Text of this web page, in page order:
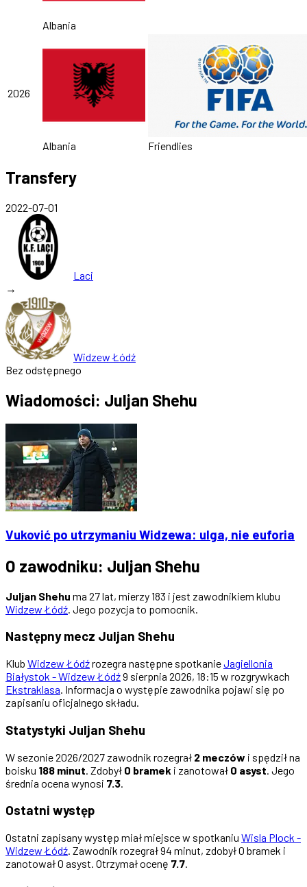
Albania
2026
Albania Friendlies
Transfery
2022-07-01
Laci
→
Widzew Łódź
Bez odstępnego
Wiadomości: Juljan Shehu
Vuković po utrzymaniu Widzewa: ulga, nie euforia
O zawodniku: Juljan Shehu
Juljan Shehu ma 27 lat, mierzy 183 i jest zawodnikiem klubu
Widzew Łódź . Jego pozycja to pomocnik.
Następny mecz Juljan Shehu
Klub Widzew Łódźrozegra następne spotkanieJagiellonia
Białystok - Widzew Łódź9 sierpnia 2026, 18:15 w rozgrywkach
Ekstraklasa. Informacja o występie zawodnika pojawi się po
zapisaniu oficjalnego składu.
Statystyki Juljan Shehu
W sezonie 2026/2027 zawodnik rozegrał 2 meczów i spędził na
boisku 188 minut . Zdobył 0 bramek i zanotował 0 asyst . Jego
średnia ocena wynosi 7.3
Ostatni występ
Ostatni zapisany występ miał miejsce w spotkaniu Wisla Plock -
Widzew Łódź. Zawodnik rozegrał 94 minut, zdobył 0 bramek i
zanotował 0 asyst. Otrzymał ocenę 7.7.